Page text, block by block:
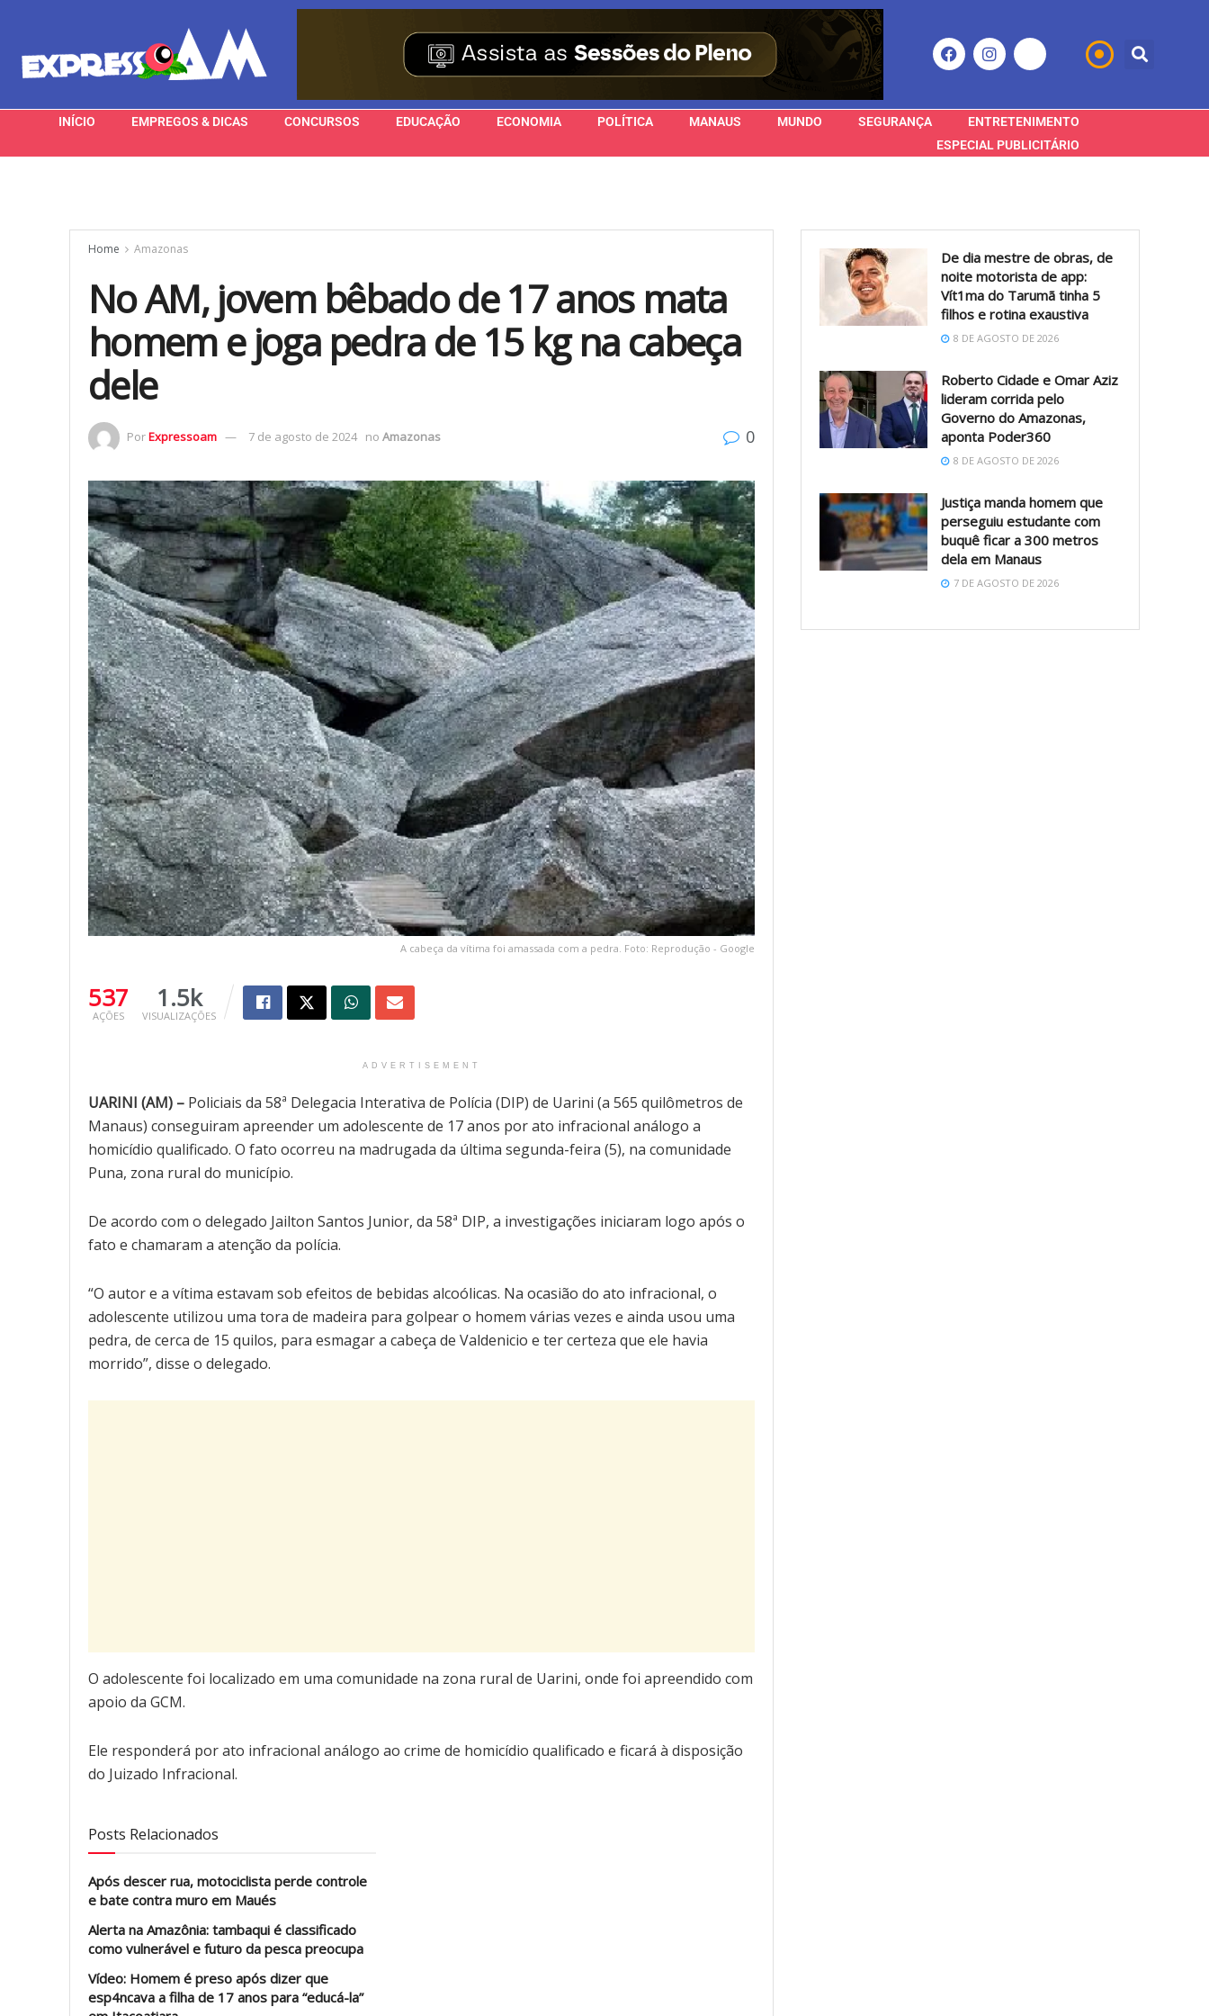
INÍCIO EMPREGOS & DICAS CONCURSOS EDUCAÇÃO ECONOMIA POLÍTICA MANAUS MUNDO SEGURANÇA
ENTRETENIMENTO
ESPECIAL PUBLICITÁRIO
Home Amazonas
No AM, jovem bêbado de 17 anos mata
homem e joga pedra de 15 kg na cabeça
dele
PorExpressoam 7 de agosto de 2024 no Amazonas 0
A cabeça da vítima foi amassada com a pedra. Foto: Reprodução - Google
537
AÇÕES
1.5k
VISUALIZAÇÕES
ADVERTISEMENT
UARINI (AM) – Policiais da 58ª Delegacia Interativa de Polícia (DIP) de Uarini (a 565 quilômetros de
Manaus) conseguiram apreender um adolescente de 17 anos por ato infracional análogo a
homicídio qualificado. O fato ocorreu na madrugada da última segunda-feira (5), na comunidade
Puna, zona rural do município.
De acordo com o delegado Jailton Santos Junior, da 58ª DIP, a investigações iniciaram logo após o
fato e chamaram a atenção da polícia.
“O autor e a vítima estavam sob efeitos de bebidas alcoólicas. Na ocasião do ato infracional, o
adolescente utilizou uma tora de madeira para golpear o homem várias vezes e ainda usou uma
pedra, de cerca de 15 quilos, para esmagar a cabeça de Valdenicio e ter certeza que ele havia
morrido”, disse o delegado.
O adolescente foi localizado em uma comunidade na zona rural de Uarini, onde foi apreendido com
apoio da GCM.
Ele responderá por ato infracional análogo ao crime de homicídio qualificado e ficará à disposição
do Juizado Infracional.
Posts Relacionados
Após descer rua, motociclista perde controle
e bate contra muro em Maués
Alerta na Amazônia: tambaqui é classificado
como vulnerável e futuro da pesca preocupa
Vídeo: Homem é preso após dizer que
esp4ncava a filha de 17 anos para “educá-la”
De dia mestre de obras, de
noite motorista de app:
Vít1ma do Tarumã tinha 5
filhos e rotina exaustiva
8 DE AGOSTO DE 2026
Roberto Cidade e Omar Aziz
lideram corrida pelo
Governo do Amazonas,
aponta Poder360
8 DE AGOSTO DE 2026
Justiça manda homem que
perseguiu estudante com
buquê ficar a 300 metros
dela em Manaus
7 DE AGOSTO DE 2026